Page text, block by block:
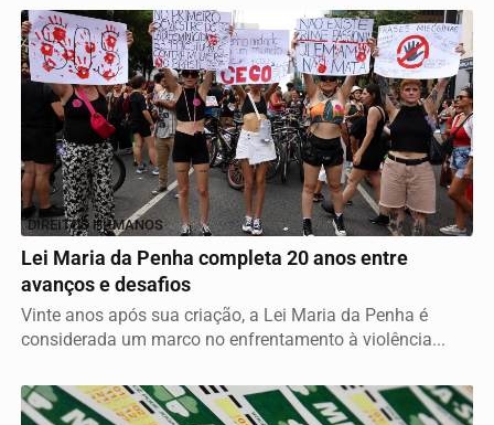
DIREITOS HUMANOS
Lei Maria da Penha completa 20 anos entre
avanços e desafios
Vinte anos após sua criação, a Lei Maria da Penha é
considerada um marco no enfrentamento à violência...